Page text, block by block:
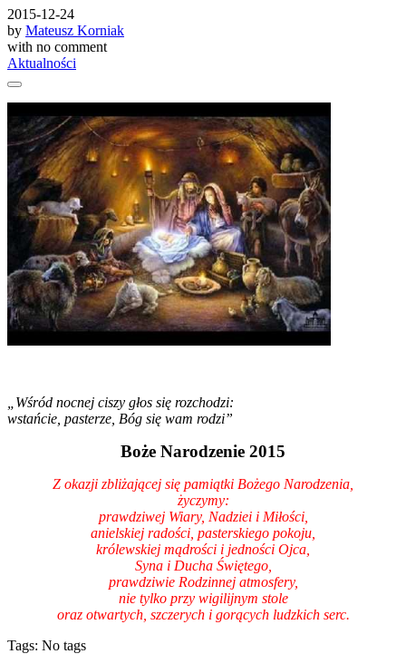
2015-12-24
by Mateusz Korniak
with no comment
Aktualności
„Wśród nocnej ciszy głos się rozchodzi:
wstańcie, pasterze, Bóg się wam rodzi”
Boże Narodzenie 2015
Z okazji zbliżającej się pamiątki Bożego Narodzenia,
życzymy:
prawdziwej Wiary, Nadziei i Miłości,
anielskiej radości, pasterskiego pokoju,
królewskiej mądrości i jedności Ojca,
Syna i Ducha Świętego,
prawdziwie Rodzinnej atmosfery,
nie tylko przy wigilijnym stole
oraz otwartych, szczerych i gorących ludzkich serc.
Tags: No tags